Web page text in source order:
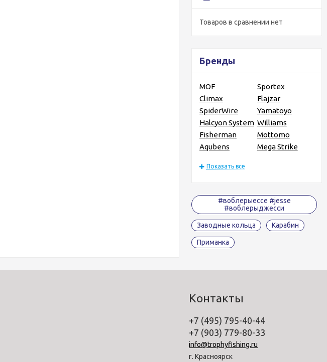
Товаров в сравнении нет
Бренды
MOF
Sportex
Climax
Flajzar
SpiderWire
Yamatoyo
Halcyon System Williams
Fisherman
Mottomo
Aqubens
Mega Strike
Показать все
#воблерыессе #jesse
#воблерыджесси
Заводные кольца Карабин
Приманка
Контакты
+7 (495) 795-40-44
+7 (903) 779-80-33
info@trophyfishing.ru
г. Красноярск